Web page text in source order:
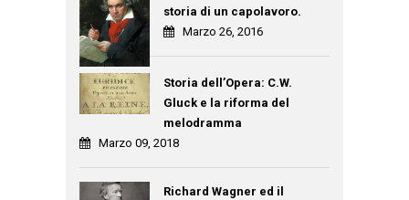
storia di un capolavoro.
Marzo 26, 2016
Storia dell’Opera: C.W.
Gluck e la riforma del
melodramma
Marzo 09, 2018
Richard Wagner ed il